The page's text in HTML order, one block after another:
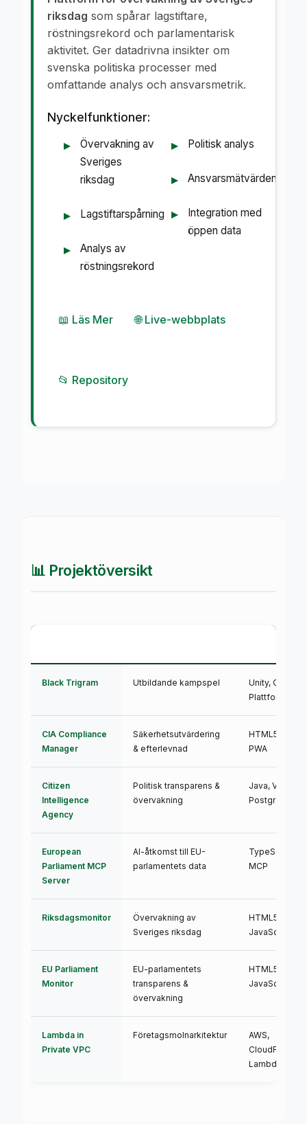
riksdag som spårar lagstiftare,
röstningsrekord och parlamentarisk
aktivitet. Ger datadrivna insikter om
svenska politiska processer med
omfattande analys och ansvarsmetrik.
Nyckelfunktioner:
Övervakning av
Sveriges
riksdag
Lagstiftarspårning
Analys av
röstningsrekord
Politisk analys
Ansvarsmätvärden
Integration med
öppen data
📖 Läs Mer 🌐 Live-webbplats
📂 Repository
📊 Projektöversikt
Black Trigram Utbildande kampspel
Unity, C#,
CIA Compliance
Manager
Säkerhetsutvärdering
& efterlevnad
HTML5,
PWA
Citizen
Intelligence
Agency
Politisk transparens &
övervakning
Java, Vaadin,
PostgreSQL
European
Parliament MCP
Server
AI-åtkomst till EU-
parlamentets data
TypeScript,
MCP
Riksdagsmonitor
Övervakning av
Sveriges riksdag
HTML5, CSS3,
JavaScript
EU Parliament
Monitor
EU-parlamentets
transparens &
övervakning
HTML5, CSS3,
JavaScript
Lambda in
Private VPC
Företagsmolnarkitektur
AWS,
Lambda